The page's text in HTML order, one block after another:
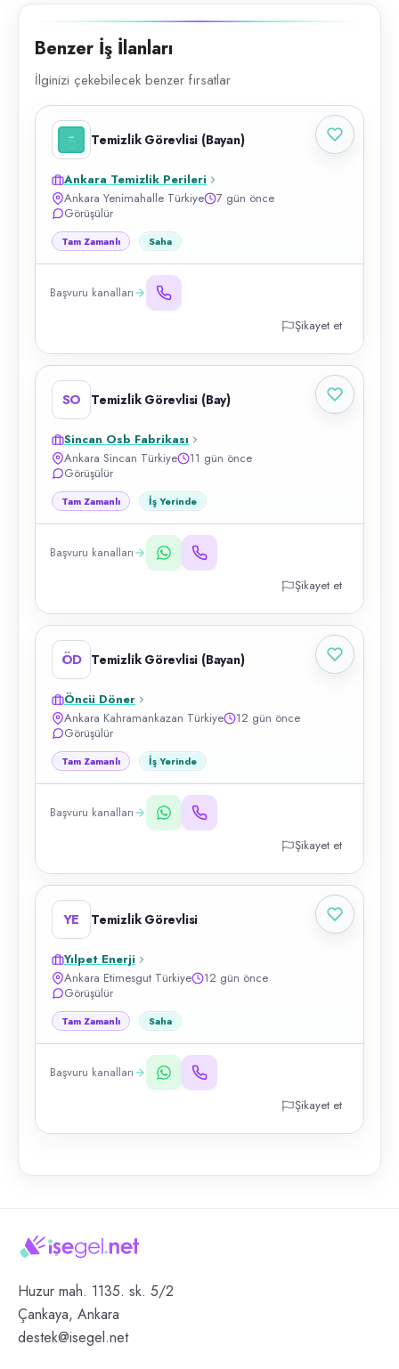
Benzer İş İlanları
İlginizi çekebilecek benzer fırsatlar
Temizlik Görevlisi (Bayan)
Ankara Temizlik Perileri
Ankara Yenimahalle Türkiye
7 gün önce
Görüşülür
Tam Zamanlı Saha
Başvuru kanalları
Şikayet et
SO Temizlik Görevlisi (Bay)
Sincan Osb Fabrikası
Ankara Sincan Türkiye
11 gün önce
Görüşülür
Tam Zamanlı İş Yerinde
Başvuru kanalları
Şikayet et
ÖD Temizlik Görevlisi (Bayan)
Öncü Döner
Ankara Kahramankazan Türkiye
12 gün önce
Görüşülür
Tam Zamanlı İş Yerinde
Başvuru kanalları
Şikayet et
YE Temizlik Görevlisi
Yılpet Enerji
Ankara Etimesgut Türkiye
12 gün önce
Görüşülür
Tam Zamanlı Saha
Başvuru kanalları
Şikayet et
Huzur mah. 1135. sk. 5/2
Çankaya, Ankara
destek@isegel.net